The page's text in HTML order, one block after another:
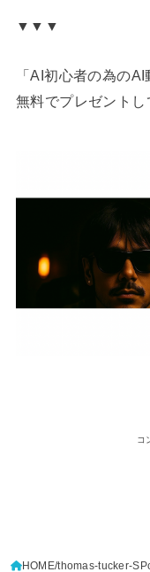
▼▼▼
「AI初心者の為の
無料でプレゼントし
コ
HOME thomas-tucker-